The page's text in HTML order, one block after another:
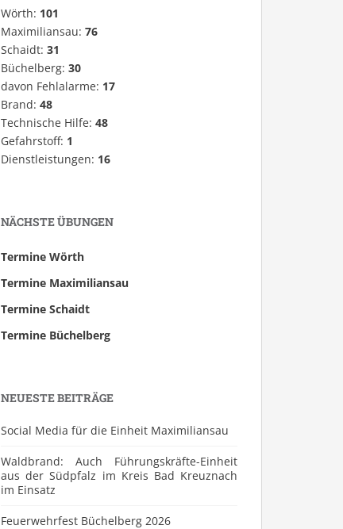
Wörth: 101
Maximiliansau: 76
Schaidt: 31
Büchelberg: 30
davon Fehlalarme: 17
Brand: 48
Technische Hilfe: 48
Gefahrstoff: 1
Dienstleistungen: 16
NÄCHSTE ÜBUNGEN
Termine Wörth
Termine Maximiliansau
Termine Schaidt
Termine Büchelberg
NEUESTE BEITRÄGE
Social Media für die Einheit Maximiliansau
Waldbrand: Auch Führungskräfte-Einheit
aus der Südpfalz im Kreis Bad Kreuznach
im Einsatz
Feuerwehrfest Büchelberg 2026